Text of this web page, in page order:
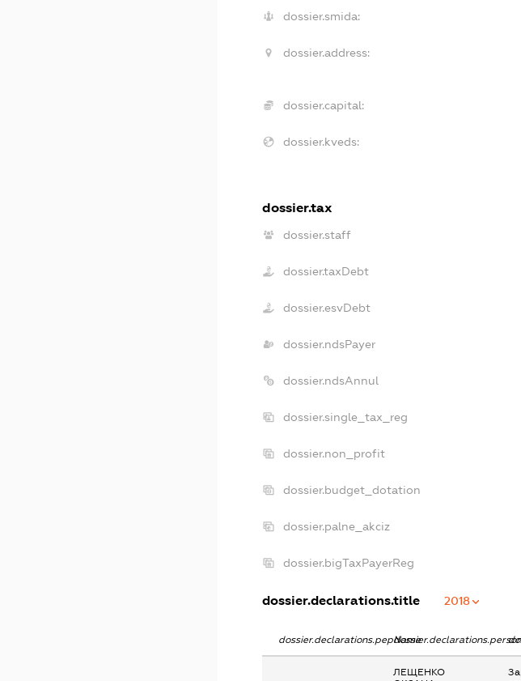
dossier.smida:
dossier.address:
dossier.capital:
dossier.kveds:
dossier.tax
dossier.staff
dossier.taxDebt
dossier.esvDebt
dossier.ndsPayer
dossier.ndsAnnul
dossier.single_tax_reg
dossier.non_profit
dossier.budget_dotation
dossier.palne_akciz
dossier.bigTaxPayerReg
dossier.declarations.title 2018
dossier.declarations.pepName
ЛЕЩЕНКО